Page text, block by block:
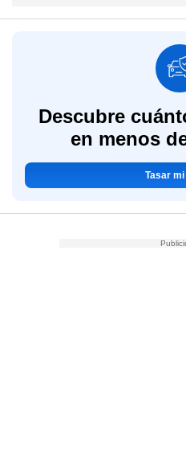
Descubre
en menos
Tasar